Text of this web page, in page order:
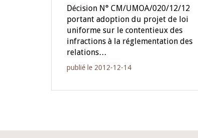
Décision N° CM/UMOA/020/12/12
portant adoption du projet de loi
uniforme sur le contentieux des
infractions à la réglementation des
relations…
publié le 2012-12-14